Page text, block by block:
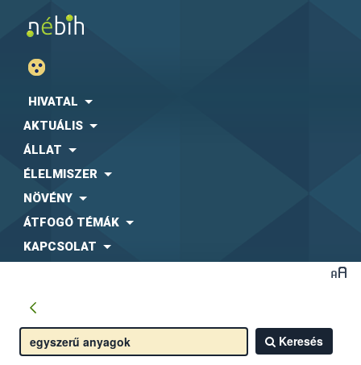
HIVATAL
AKTUÁLIS
ÁLLAT
ÉLELMISZER
NÖVÉNY
ÁTFOGÓ TÉMÁK
KAPCSOLAT
Keresés